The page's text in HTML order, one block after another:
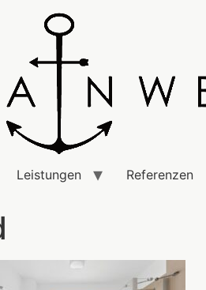
Leistungen Referenzen